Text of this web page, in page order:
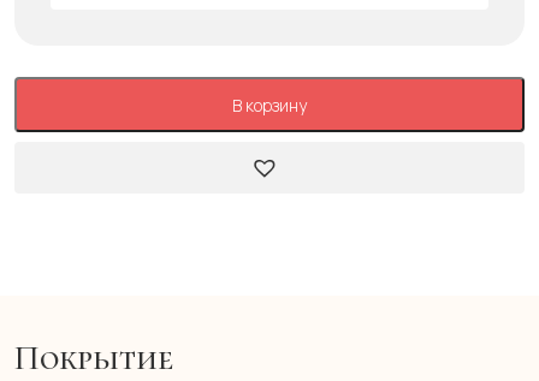
В корзину
Покрытие